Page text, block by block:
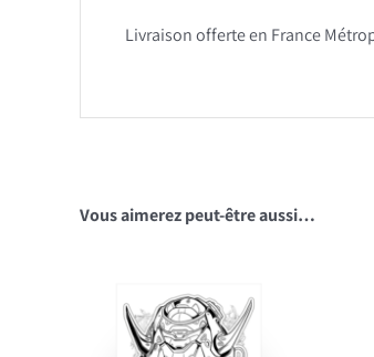
Livraison offerte en France
Vous aimerez peut-être aussi…